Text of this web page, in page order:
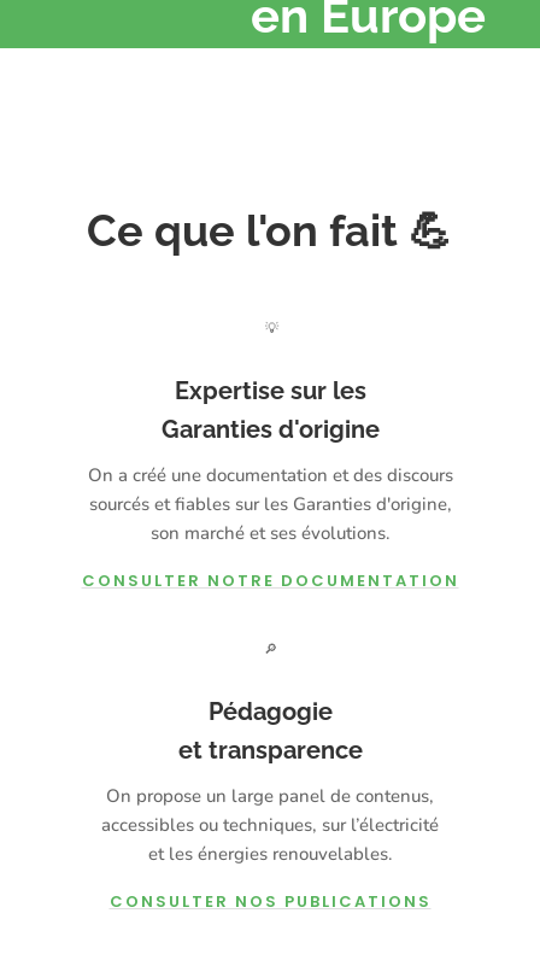
en Europe
Ce que l'on fait 💪
💡
Expertise sur les
Garanties d'origine
On a créé une documentation et des discours
sourcés et fiables sur les Garanties d'origine,
son marché et ses évolutions.
CONSULTER NOTRE DOCUMENTATION
🔎
Pédagogie
et transparence
On propose un large panel de contenus,
accessibles ou techniques, sur l’électricité
et les énergies renouvelables.
CONSULTER NOS PUBLICATIONS